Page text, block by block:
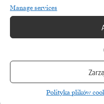
Manage services
Polityka plików
March 31, 2026